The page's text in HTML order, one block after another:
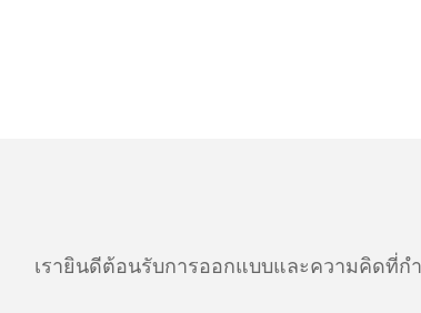
เรายินดีต้อนรับการออกแบบและความคิดที่ก